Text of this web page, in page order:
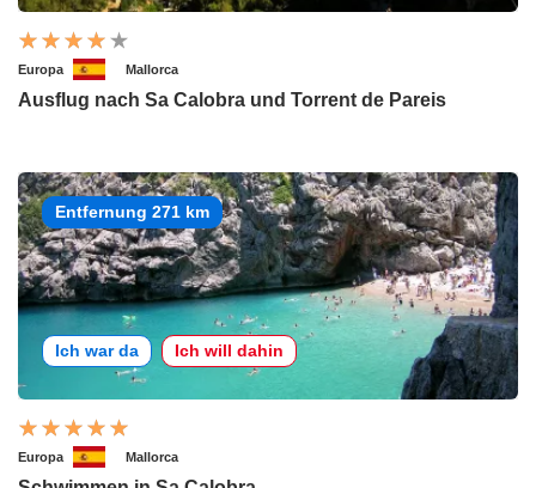
Europa Mallorca
Ausflug nach Sa Calobra und Torrent de Pareis
Entfernung 271 km
Ich war da Ich will dahin
Europa Mallorca